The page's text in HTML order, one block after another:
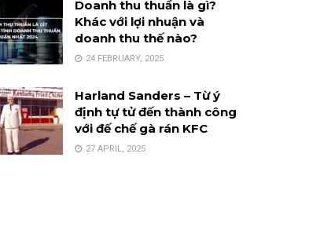
Doanh thu thuần là gì?
Khác với lợi nhuận và
doanh thu thế nào?
24 FEBRUARY, 2025
Harland Sanders – Từ ý
định tự tử đến thành công
với đế chế gà rán KFC
27 APRIL, 2025